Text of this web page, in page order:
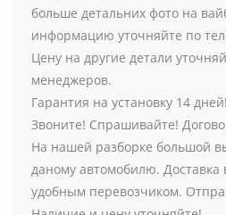
больше детальних фото на
информацию уточняйте по
Цену на другие детали
менеджеров.
Гарантия на установку 14 дней!
Звоните! Спрашивайте!
На нашей разборке большой
даному автомобилю. Доставка
удобным перевозчиком.